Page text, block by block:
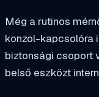
Még a rutinos
konzol-kapcsolóra
biztonsági csoport
belső eszközt